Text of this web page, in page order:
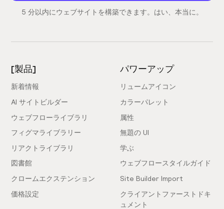
5 分以内にウェブサイトを構築できます。はい、本当に。
[製品]
新着情報
AI サイトビルダー
ウェブフローライブラリ
フィグマライブラリー
リアクトライブラリ
図書館
クロームエクステンション
価格設定
パワーアップ
リュームアイコン
カラーパレット
属性
無題の UI
学ぶ
ウェブフロースタイルガイド
Site Builder Import
クライアントファーストドキ
ュメント